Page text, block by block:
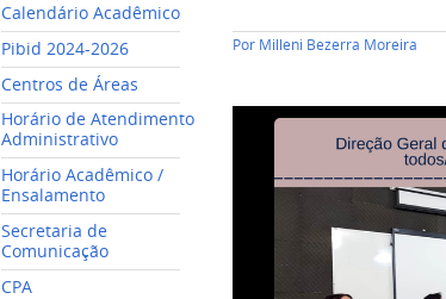
Calendário Acadêmico
Pibid 2024-2026
Centros de Áreas
Horário de Atendimento
Administrativo
Horário Acadêmico /
Ensalamento
Secretaria de
Comunicação
CPA
Por Milleni Bezerra Moreira